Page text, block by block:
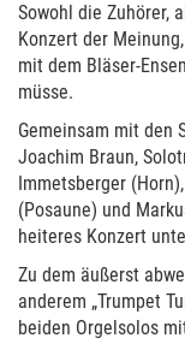
Sowohl die Zuhörer,
Konzert der
mit dem Bläser-
müsse.
Gemeinsam mit den
Joachim Braun,
Immetsberger
(Posaune) und
heiteres Konzert
Zu dem äußerst
anderem „Trumpet
beiden Orgelsolos